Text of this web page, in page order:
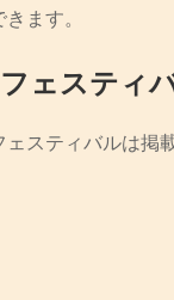
ます。
ェスティ
スティバルは掲